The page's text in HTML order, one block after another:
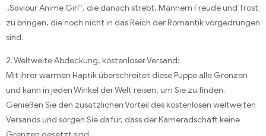
„Saviour Anime Girl“, die danach strebt, Männern Freude und Trost
zu bringen, die noch nicht in das Reich der Romantik vorgedrungen
sind.
2. Weltweite Abdeckung, kostenloser Versand:
Mit ihrer warmen Haptik überschreitet diese Puppe alle Grenzen
und kann in jeden Winkel der Welt reisen, um Sie zu finden.
Genießen Sie den zusätzlichen Vorteil des kostenlosen weltweiten
Versands und sorgen Sie dafür, dass der Kameradschaft keine